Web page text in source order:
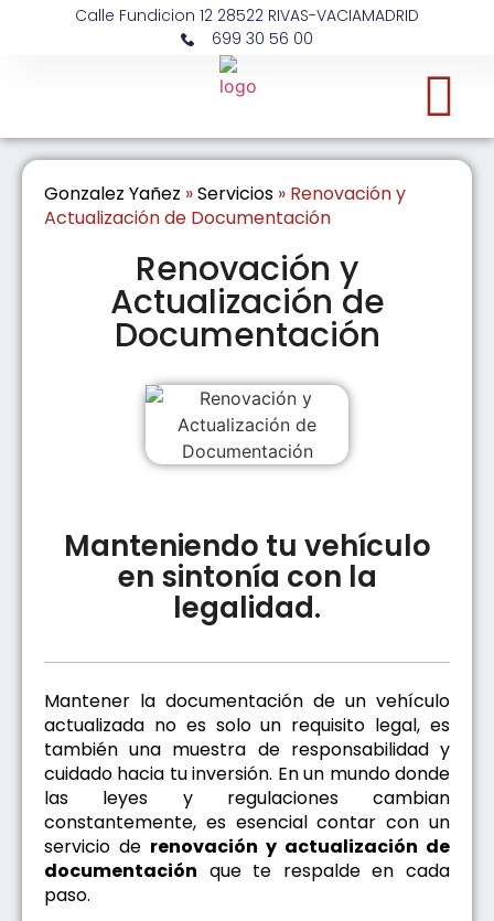
Calle Fundicion 12 28522 RIVAS-VACIAMADRID
699 30 56 00
Gonzalez Yañez »Servicios » Renovación y
Actualización de Documentación
Renovación y
Actualización de
Documentación
Manteniendo tu vehículo
en sintonía con la
legalidad.
Mantener la documentación de un vehículo
actualizada no es solo un requisito legal, es
también una muestra de responsabilidad y
cuidado hacia tu inversión. En un mundo donde
las leyes y regulaciones cambian
constantemente, es esencial contar con un
servicio de renovación y actualización de
documentación que te respalde en cada
paso.